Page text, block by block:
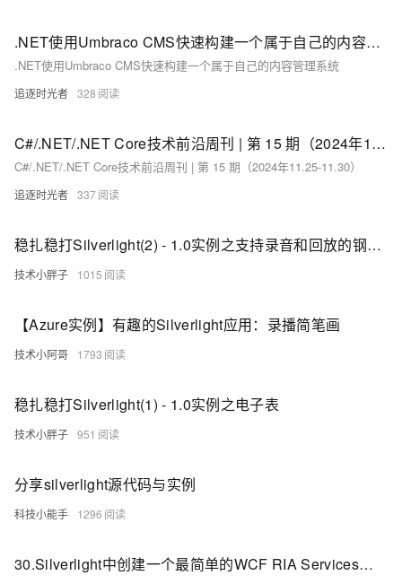
.NET使用Umbraco CMS快速构建一个属于自己的内容管理系统
.NET使用Umbraco CMS快速构建一个属于自己的内容管理系统
追逐时光者 328
C#/.NET/.NET Core技术前沿周刊 | 第 15 期（2024年11.25-11.30）
C#/.NET/.NET Core技术前沿周刊 | 第 15 期（2024年11.25-11.30）
追逐时光者 337
稳扎稳打Silverlight(2) - 1.0实例之支持录音和回放的钢琴(Silverlight+ASP.NET AJAX+DLINQ)
技术小胖子 1015
【Azure实例】有趣的Silverlight应用：录播简笔画
技术小阿哥 1793
稳扎稳打Silverlight(1) - 1.0实例之电子表
技术小胖子 951
分享silverlight源代码与实例
科技小能手 1296
30.Silverlight中创建一个最简单的WCF RIA Services访问数据库实例